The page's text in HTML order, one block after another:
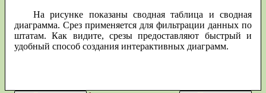
На рисунке показаны сводная таблица и сводная
диаграмма. Срез применяется для фильтрации данных по
штатам. Как видите, срезы предоставляют быстрый и
удобный способ создания интерактивных диаграмм.